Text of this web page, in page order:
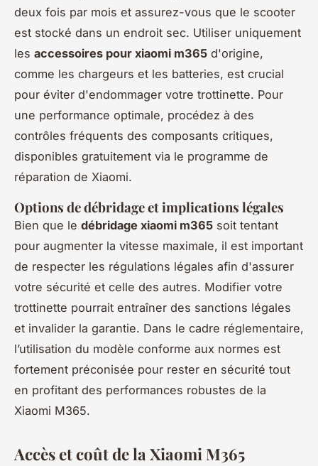
deux fois par mois et assurez-vous que le scooter
est stocké dans un endroit sec. Utiliser uniquement
les accessoires pour xiaomi m365 d'origine,
comme les chargeurs et les batteries, est crucial
pour éviter d'endommager votre trottinette. Pour
une performance optimale, procédez à des
contrôles fréquents des composants critiques,
disponibles gratuitement via le programme de
réparation de Xiaomi.
Options de débridage et implications légales
Bien que le débridage xiaomi m365 soit tentant
pour augmenter la vitesse maximale, il est important
de respecter les régulations légales afin d'assurer
votre sécurité et celle des autres. Modifier votre
trottinette pourrait entraîner des sanctions légales
et invalider la garantie. Dans le cadre réglementaire,
l’utilisation du modèle conforme aux normes est
fortement préconisée pour rester en sécurité tout
en profitant des performances robustes de la
Xiaomi M365.
Accès et coût de la Xiaomi M365